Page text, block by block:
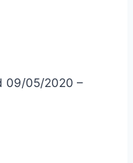
09/05/2020 –